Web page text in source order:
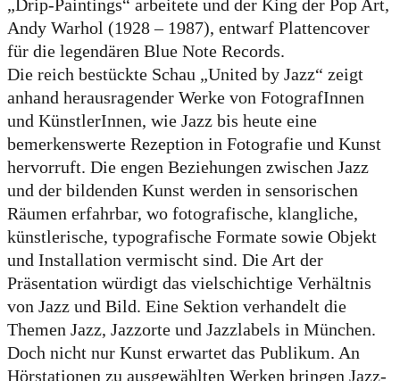
„Drip-Paintings“ arbeitete und der King der Pop Art,
Andy Warhol (1928 – 1987), entwarf Plattencover
für die legendären Blue Note Records.
Die reich bestückte Schau „United by Jazz“ zeigt
anhand herausragender Werke von FotografInnen
und KünstlerInnen, wie Jazz bis heute eine
bemerkenswerte Rezeption in Fotografie und Kunst
hervorruft. Die engen Beziehungen zwischen Jazz
und der bildenden Kunst werden in sensorischen
Räumen erfahrbar, wo fotografische, klangliche,
künstlerische, typografische Formate sowie Objekt
und Installation vermischt sind. Die Art der
Präsentation würdigt das vielschichtige Verhältnis
von Jazz und Bild. Eine Sektion verhandelt die
Themen Jazz, Jazzorte und Jazzlabels in München.
Doch nicht nur Kunst erwartet das Publikum. An
Hörstationen zu ausgewählten Werken bringen Jazz-